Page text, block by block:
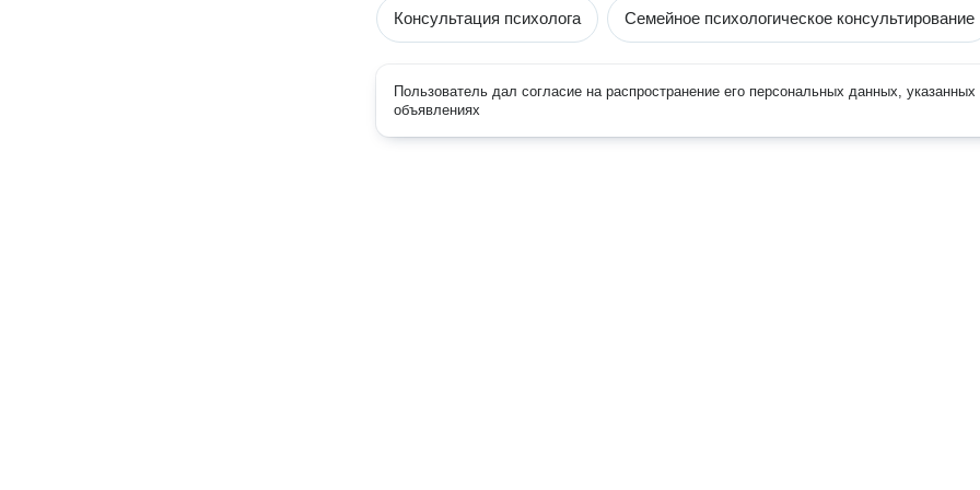
Консультация психолога Семейное психологическое консультирование
Пользователь дал согласие на распространение его персональных данных, указанных
объявлениях